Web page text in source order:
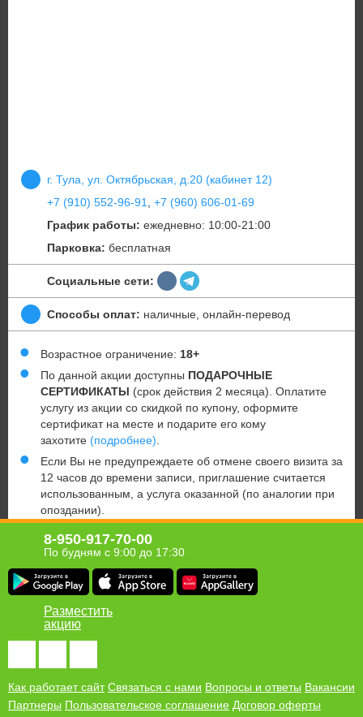
г. Тула, ул. Октябрьская, д.20 (кабинет 12)
+7 (910) 552-96-91, +7 (960) 606-01-69
График работы: ежедневно: 10:00-21:00
Парковка: бесплатная
Социальные сети:
Способы оплат: наличные, онлайн-перевод
Возрастное ограничение: 18+
По данной акции доступны ПОДАРОЧНЫЕ
СЕРТИФИКАТЫ (срок действия 2 месяца). Оплатите
услугу из акции со скидкой по купону, оформите
сертификат на месте и подарите его кому
захотите (подробнее).
Если Вы не предупреждаете об отмене своего визита за
12 часов до времени записи, приглашение считается
использованным, а услуга оказанной (по аналогии при
опоздании).
Имеются противопоказания. Необходимо
проконсультироваться у специалиста.
Юридическая информация о партнёре
Хомсбокс в твоём мобильном!
Получи ссылку для загрузки приложения Homsbox на свой
телефон
8-950-917-70-00
По будням с 9:00 до 17:30
Разместить
акцию
Как работает сайт Связаться с нами Вопросы и ответы Вакансии
Партнеры Пользовательское соглашение Договор оферты